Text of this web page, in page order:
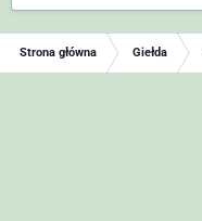
Strona główna Giełda